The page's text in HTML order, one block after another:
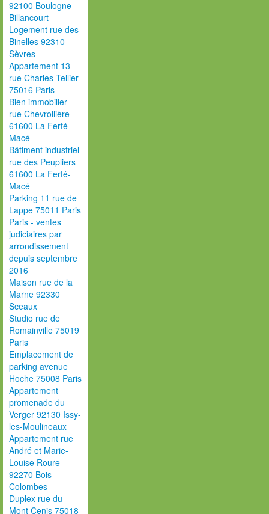
92100 Boulogne-
Billancourt
Logement rue des
Binelles 92310
Sèvres
Appartement 13
rue Charles Tellier
75016 Paris
Bien immobilier
rue Chevrollière
61600 La Ferté-
Macé
Bâtiment industriel
rue des Peupliers
61600 La Ferté-
Macé
Parking 11 rue de
Lappe 75011 Paris
Paris - ventes
judiciaires par
arrondissement
depuis septembre
2016
Maison rue de la
Marne 92330
Sceaux
Studio rue de
Romainville 75019
Paris
Emplacement de
parking avenue
Hoche 75008 Paris
Appartement
promenade du
Verger 92130 Issy-
les-Moulineaux
Appartement rue
André et Marie-
Louise Roure
92270 Bois-
Colombes
Duplex rue du
Mont Cenis 75018